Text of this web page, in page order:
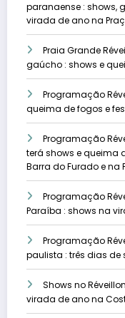
paranaense : shows,
virada de ano na
Praia Grande
gaúcho : shows e
Programação
queima de fogos e
Programação
terá shows e queima
Barra do Furado e na
Programação
Paraíba : shows na
Programação
paulista : três dias
Shows no
virada de ano na